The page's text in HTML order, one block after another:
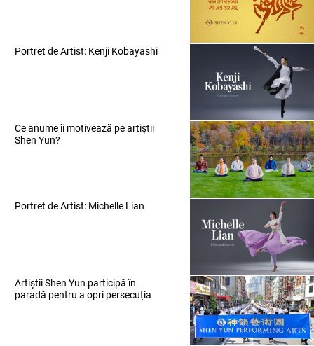
Portret de Artist: Kenji Kobayashi
Ce anume îi motivează pe artiștii
Shen Yun?
Portret de Artist: Michelle Lian
Artiștii Shen Yun participă în
paradă pentru a opri persecuția